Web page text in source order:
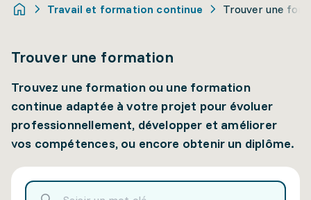
Travail et formation continue Trouver une
Trouver une formation
Trouvez une formation ou une formation
continue adaptée à votre projet pour évoluer
professionnellement, développer et améliorer
vos compétences, ou encore obtenir un diplôme.